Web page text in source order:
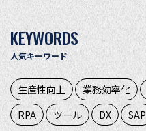
KEYWORDS
人気キーワード
生産性向上 業務効率化
RPA
ツール DX SAP